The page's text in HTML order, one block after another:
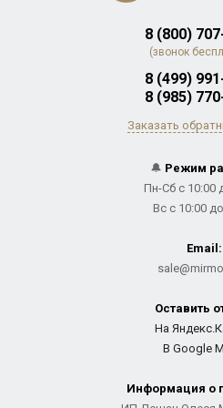
8 (800)
(звонок
8 (499)
8 (985)
Заказать
🔔 Режим
Пн-Сб с 10:00
Вс с 10:00
Email:
Оставить
На
В Google
Информация о